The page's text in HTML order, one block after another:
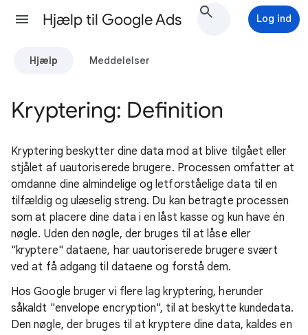
Hjælp til Google Ads Log ind
Hjælp Meddelelser
Kryptering: Definition
Kryptering beskytter dine data mod at blive tilgået eller
stjålet af uautoriserede brugere. Processen omfatter at
omdanne dine almindelige og letforståelige data til en
tilfældig og ulæselig streng. Du kan betragte processen
som at placere dine data i en låst kasse og kun have én
nøgle. Uden den nøgle, der bruges til at låse eller
"kryptere" dataene, har uautoriserede brugere svært
ved at få adgang til dataene og forstå dem.
Hos Google bruger vi flere lag kryptering, herunder
såkaldt "envelope encryption", til at beskytte kundedata.
Den nøgle, der bruges til at kryptere dine data, kaldes en